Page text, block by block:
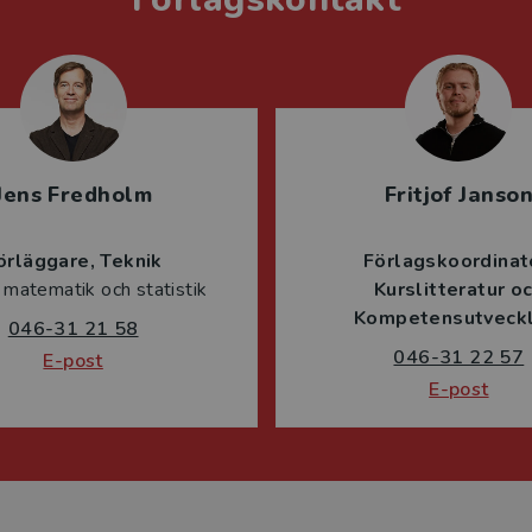
Fredholm
Teknik
matematik och statistik
046-31 21 58
E-post
Fritjof Janson
Kurslitteratur
046-31 22 57
E-post